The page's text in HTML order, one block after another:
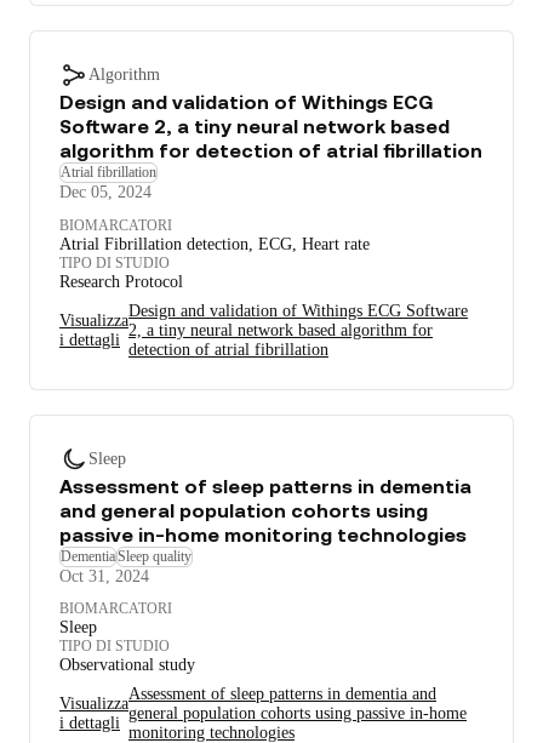
Algorithm
Design and validation of Withings ECG
Software 2, a tiny neural network based
algorithm for detection of atrial fibrillation
Atrial fibrillation
Dec 05, 2024
BIOMARCATORI
Atrial Fibrillation detection, ECG, Heart rate
TIPO DI STUDIO
Research Protocol
Visualizza
i dettagli
Design and validation of Withings ECG Software
2, a tiny neural network based algorithm for
detection of atrial fibrillation
Sleep
Assessment of sleep patterns in dementia
and general population cohorts using
passive in-home monitoring technologies
DementiaSleep quality
Oct 31, 2024
BIOMARCATORI
Sleep
TIPO DI STUDIO
Observational study
Visualizza
i dettagli
Assessment of sleep patterns in dementia and
general population cohorts using passive in-home
monitoring technologies